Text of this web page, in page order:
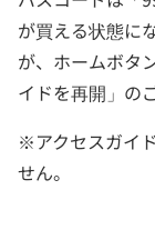
が買える状態に
が、ホームボタ
イドを再開」の
※アクセスガイ
せん。